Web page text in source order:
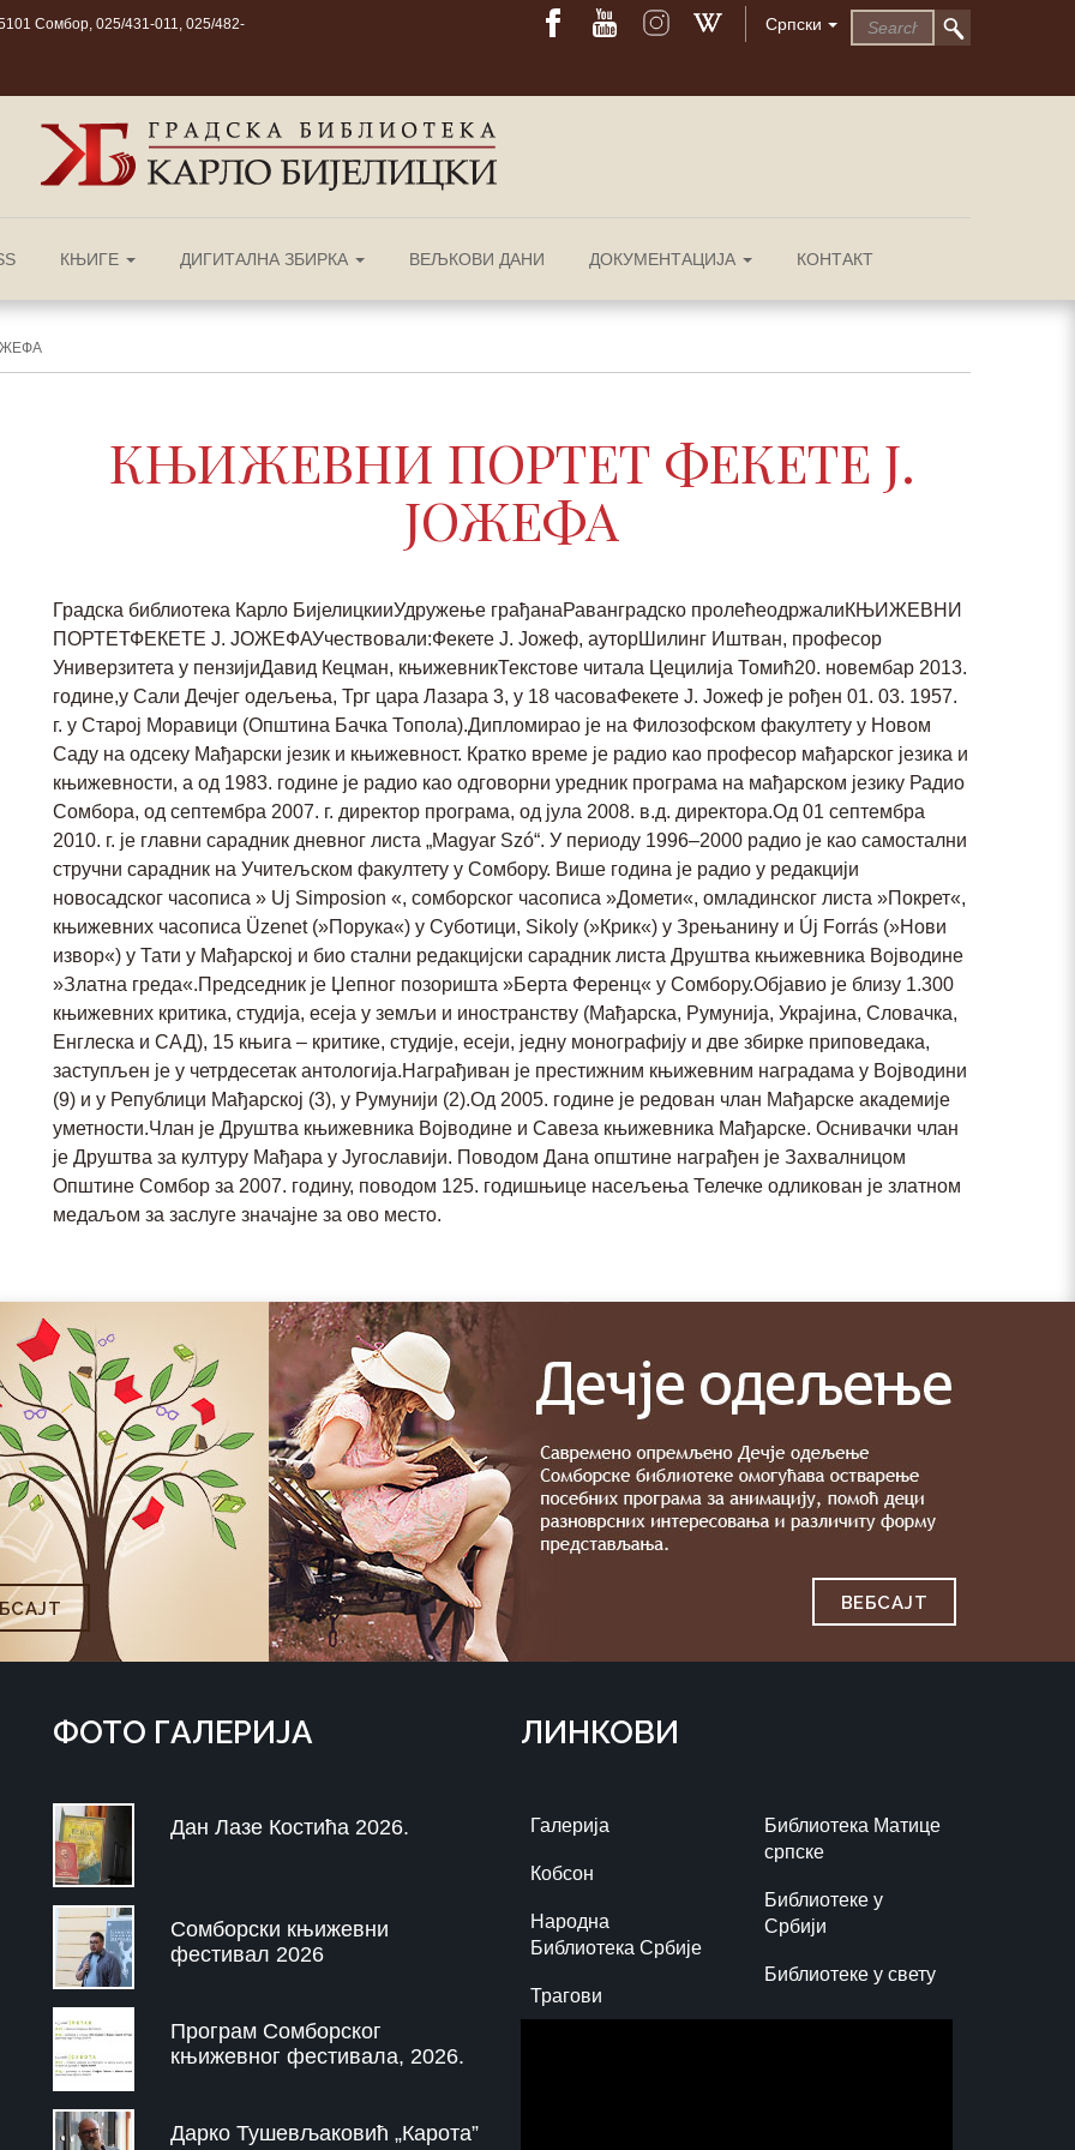
Сомбор, 025/431-011, 025/482- Српски
КЊИГЕ ДИГИТАЛНА ЗБИРКА ВЕЉКОВИ ДАНИ ДОКУМЕНТАЦИЈА КОНТАКТ
КЊИЖЕВНИ ПОРТЕТ ФЕКЕТЕ Ј.
ЈОЖЕФА
Градска библиотека Карло БијелицкииУдружење грађанаРаванградско пролећеодржалиКЊИЖЕВНИ
ПОРТЕТФЕКЕТЕ Ј. ЈОЖЕФАУчествовали:Фекете Ј. Јожеф, ауторШилинг Иштван, професор
Универзитета у пензијиДавид Кецман, књижевникТекстове читала Цецилија Томић20. новембар 2013.
године,у Сали Дечјег одељења, Трг цара Лазара 3, у 18 часоваФекете Ј. Јожеф је рођен 01. 03. 1957.
г. у Старој Моравици (Општина Бачка Топола).Дипломирао је на Филозофском факултету у Новом
Саду на одсеку Мађарски језик и књижевност. Кратко време је радио као професор мађарског језика и
књижевности, а од 1983. године је радио као одговорни уредник програма на мађарском језику Радио
Сомбора, од септембра 2007. г. директор програма, од јула 2008. в.д. директора.Од 01 септембра
2010. г. је главни сарадник дневног листа „Magyar Szó“. У периоду 1996–2000 радио је као самостални
стручни сарадник на Учитељском факултету у Сомбору. Више година је радио у редакцији
новосадског часописа » Uj Simposion «, сомборског часописа »Домети«, омладинског листа »Покрет«,
књижевних часописа Üzenet (»Порука«) у Суботици, Sikoly (»Крик«) у Зрењанину и Új Forrás (»Нови
извор«) у Тати у Мађарској и био стални редакцијски сарадник листа Друштва књижевника Војводине
»Златна греда«.Председник је Џепног позоришта »Берта Ференц« у Сомбору.Објавио је близу 1.300
књижевних критика, студија, есеја у земљи и иностранству (Мађарска, Румунија, Украјина, Словачка,
Енглеска и САД), 15 књига – критике, студије, есеји, једну монографију и две збирке приповедака,
заступљен је у четрдесетак антологија.Награђиван је престижним књижевним наградама у Војводини
(9) и у Републици Мађарској (3), у Румунији (2).Од 2005. године је редован члан Мађарске академије
уметности.Члан је Друштва књижевника Војводине и Савеза књижевника Мађарске. Оснивачки члан
је Друштва за културу Мађара у Југославији. Поводом Дана општине награђен је Захвалницом
Општине Сомбор за 2007. годину, поводом 125. годишњице насељења Телечке одликован је златном
медаљом за заслуге значајне за ово место.
ВЕБСAJТ
ФOTO ГAЛЕРИЈA
Дан Лазе Костића 2026.
Сомборски књижевни
фестивал 2026
Програм Сомборског
књижевног фестивала, 2026.
Дарко Тушевљаковић „Карота”
ЛИНКОВИ
Галерија
Кобсон
Народна
Библиотека Србије
Трагови
Библиотека Матице
српске
Библиотеке у
Србији
Библиотеке у свету